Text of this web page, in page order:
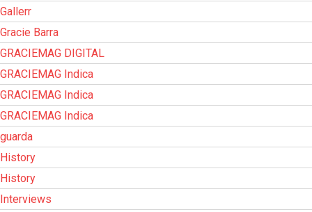
Gallerr
Gracie Barra
GRACIEMAG DIGITAL
GRACIEMAG Indica
GRACIEMAG Indica
GRACIEMAG Indica
guarda
History
History
Interviews